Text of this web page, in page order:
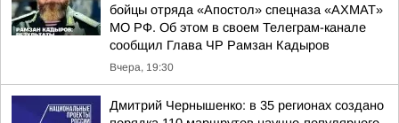
бойцы отряда «Апостол» спецназа «АХМАТ»
МО РФ. Об этом в своем Телеграм-канале
сообщил Глава ЧР Рамзан Кадыров
Вчера, 19:30
Дмитрий Чернышенко: в 35 регионах создано